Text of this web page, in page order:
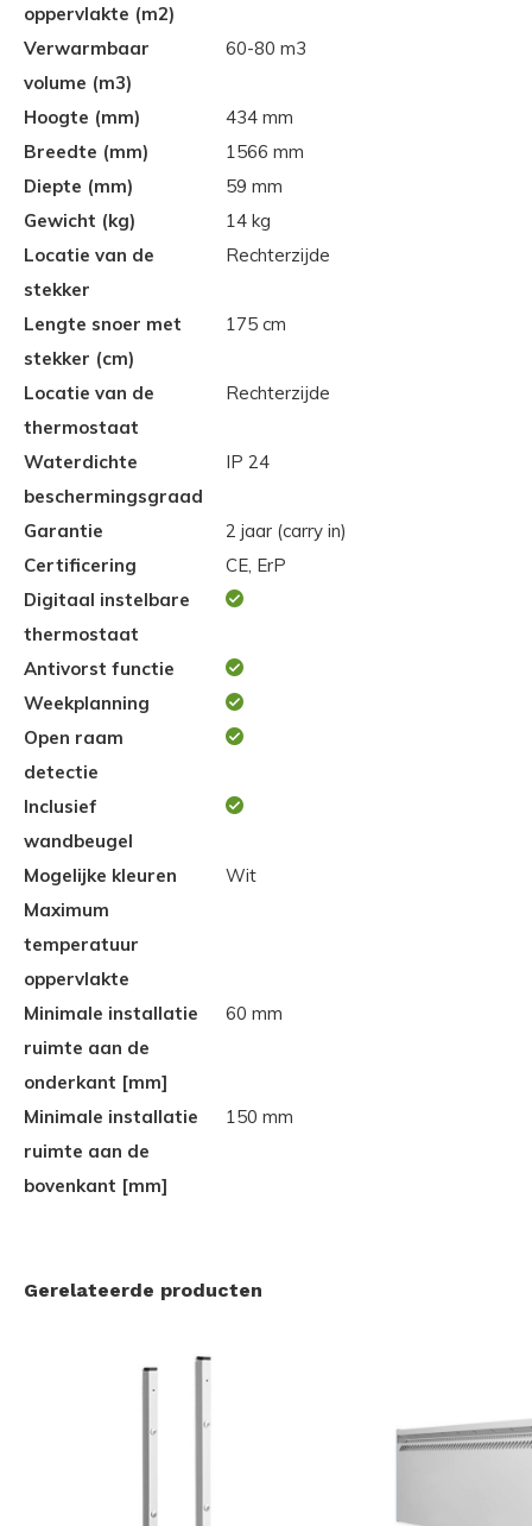
oppervlakte (m2)
Verwarmbaar
volume (m3)
60-80 m3
Hoogte (mm)
434 mm
Breedte (mm)
1566 mm
Diepte (mm)
59 mm
Gewicht (kg)
14 kg
Locatie van de
stekker
Rechterzijde
Lengte snoer met
stekker (cm)
175 cm
Locatie van de
thermostaat
Rechterzijde
Waterdichte
beschermingsgraad
IP 24
Garantie
2 jaar (carry in)
Certificering
CE, ErP
Digitaal instelbare
thermostaat
Antivorst functie
Weekplanning
Open raam
detectie
Inclusief
wandbeugel
Mogelijke kleuren
Wit
Maximum
temperatuur
oppervlakte
Minimale installatie
ruimte aan de
onderkant [mm]
60 mm
Minimale installatie
ruimte aan de
bovenkant [mm]
150 mm
Gerelateerde producten